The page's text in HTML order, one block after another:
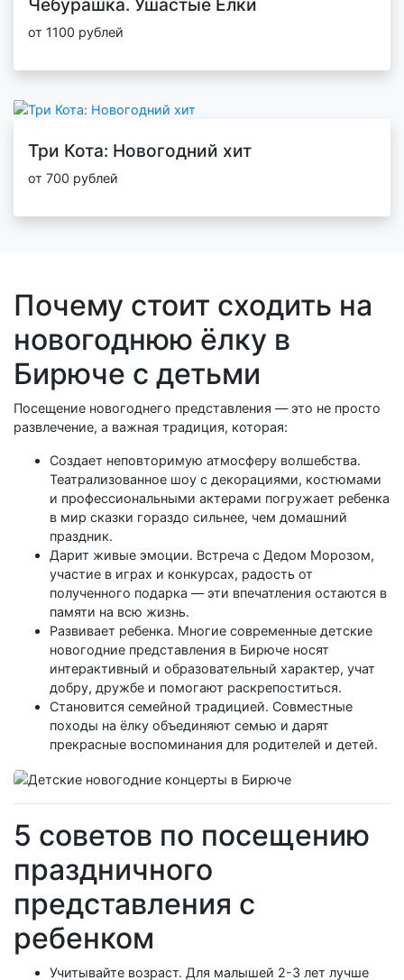
от 1100 рублей
Три Кота: Новогодний хит
от 700 рублей
Почему стоит сходить на
новогоднюю ёлку в
Бирюче с детьми
Посещение новогоднего представления — это не просто
развлечение, а важная традиция, которая:
Создает неповторимую атмосферу волшебства.
Театрализованное шоу с декорациями, костюмами
и профессиональными актерами погружает ребенка
в мир сказки гораздо сильнее, чем домашний
праздник.
Дарит живые эмоции. Встреча с Дедом Морозом,
участие в играх и конкурсах, радость от
полученного подарка — эти впечатления остаются в
памяти на всю жизнь.
Развивает ребенка. Многие современные детские
новогодние представления в Бирюче носят
интерактивный и образовательный характер, учат
добру, дружбе и помогают раскрепоститься.
Становится семейной традицией. Совместные
походы на ёлку объединяют семью и дарят
прекрасные воспоминания для родителей и детей.
5 советов по посещению
праздничного
представления с
ребенком
Учитывайте возраст. Для малышей 2-3 лет лучше